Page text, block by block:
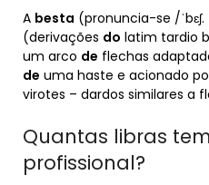
A besta (pronuncia-se /
(derivações do latim tardio
um arco de flechas
de uma haste e acionado
virotes – dardos similares a
Quantas libras
profissional?